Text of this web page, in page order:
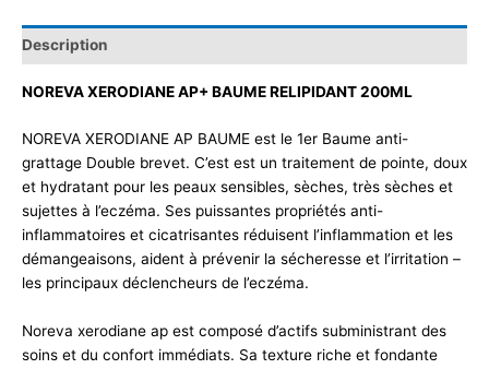
Description
NOREVA XERODIANE AP+ BAUME RELIPIDANT 200ML
NOREVA XERODIANE AP BAUME est le 1er Baume anti-
grattage Double brevet. C’est est un traitement de pointe, doux
et hydratant pour les peaux sensibles, sèches, très sèches et
sujettes à l’eczéma. Ses puissantes propriétés anti-
inflammatoires et cicatrisantes réduisent l’inflammation et les
démangeaisons, aident à prévenir la sécheresse et l’irritation –
les principaux déclencheurs de l’eczéma.
Noreva xerodiane ap est composé d’actifs subministrant des
soins et du confort immédiats. Sa texture riche et fondante